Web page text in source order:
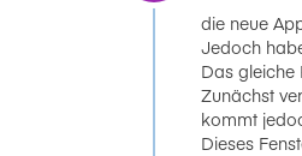
die neue
Jedoch
Das gleiche
Zunächst
kommt
Dieses